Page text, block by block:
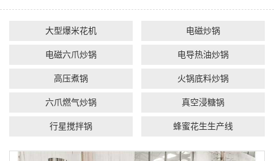
大型爆米花机 电磁炒锅
电磁六爪炒锅 电导热油炒锅
高压煮锅 火锅底料炒锅
六爪燃气炒锅 真空浸糖锅
行星搅拌锅 蜂蜜花生生产线